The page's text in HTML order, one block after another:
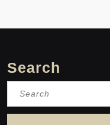
Search